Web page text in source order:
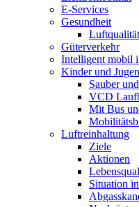
E-Services
Gesundheit
Luftqualität
Güterverkehr
Intelligent mobil
Kinder und
Sauber
VCD
Mit Bus
Luftreinhaltung
Ziele
Aktionen
Situation